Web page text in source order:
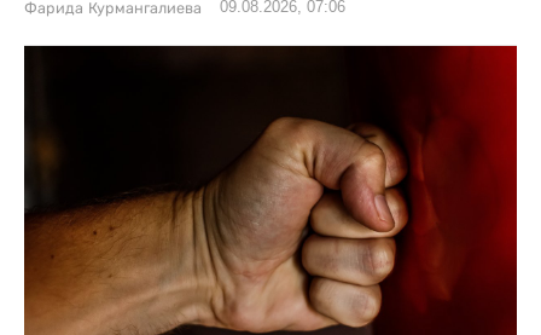
Фарида Курмангалиева 09.08.2026, 07:06